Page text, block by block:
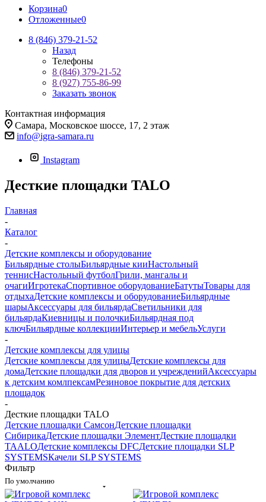
Корзина0
Отложенные0
8 (846) 379-21-52
Назад
Телефоны
8 (846) 379-21-52
8 (927) 755-86-99
Заказать звонок
Контактная информация
Самара, Московское шоссе, 17, 2 этаж
info@igra-samara.ru
Instagram
Десткие площадки TALO
Главная
-
Каталог
-
Детские комплексы и оборудование
Бильярдные столыБильярдные кииНастольный
теннисНастольный футболГрили, мангалы и
очагиИгротекаСпортивное оборудованиеБатутыТовары для
отдыхаДетские комплексы и оборудованиеБильярдные
шарыАксессуары для бильярдаСветильники для
бильярдаКиевницы и полочкиБильярдная под
ключБильярдные коллекцииИнтерьер и мебельУслуги
-
Детские комплексы для улицы
Детские комплексы для улицыДетские комплексы для
домаДетские площадки для дворов и учрежденийАксессуары
к детским комлпексамРезиновое покрытие для детских
площадок
-
Десткие площадки TALO
Детские площадки СамсонДетские площадки
СибирикаДетские площадки ЭлементДесткие площадки
TAALOДетские комплексы DFCДетские площадки SLP
SYSTEMSКачели SLP SYSTEMS
Фильтр
По умолчанию